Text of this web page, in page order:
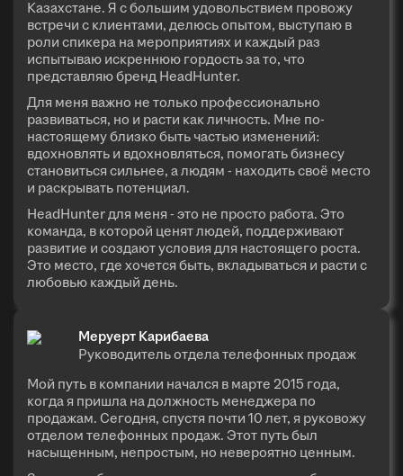
Казахстане. Я с большим удовольствием провожу
встречи с клиентами, делюсь опытом, выступаю в
роли спикера на мероприятиях и каждый раз
испытываю искреннюю гордость за то, что
представляю бренд HeadHunter.
Для меня важно не только профессионально
развиваться, но и расти как личность. Мне по-
настоящему близко быть частью изменений:
вдохновлять и вдохновляться, помогать бизнесу
становиться сильнее, а людям - находить своё место
и раскрывать потенциал.
HeadHunter для меня - это не просто работа. Это
команда, в которой ценят людей, поддерживают
развитие и создают условия для настоящего роста.
Это место, где хочется быть, вкладываться и расти с
любовью каждый день.
Меруерт Карибаева
Руководитель отдела телефонных продаж
Мой путь в компании начался в марте 2015 года,
когда я пришла на должность менеджера по
продажам. Сегодня, спустя почти 10 лет, я руковожу
отделом телефонных продаж. Этот путь был
насыщенным, непростым, но невероятно ценным.